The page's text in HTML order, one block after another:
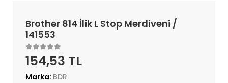
Brother 814 İlik L Stop Merdiveni /
141553
154,53 TL
Marka: BDR